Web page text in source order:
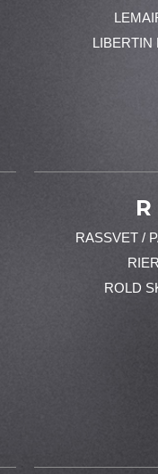
LIBERTIN
R
RASSVET /
RIER
ROLD